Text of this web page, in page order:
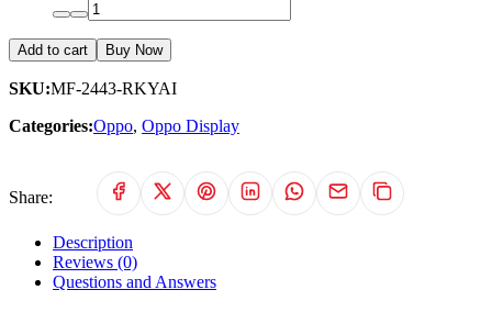
Add to cart Buy Now
SKU:MF-2443-RKYAI
Categories:Oppo, Oppo Display
Share:
Description
Reviews (0)
Questions and Answers